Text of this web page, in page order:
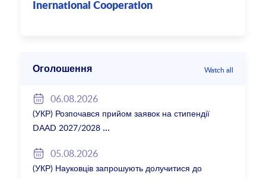
Inernational Cooperation
Оголошення Watch all
06.08.2026
(УКР) Розпочався прийом заявок на стипендії
DAAD 2027/2028
05.08.2026
(УКР) Науковців запрошують долучитися до